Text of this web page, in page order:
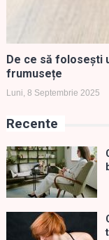
De ce să folosești
frumusețe
Luni, 8 Septembrie 2025
Recente